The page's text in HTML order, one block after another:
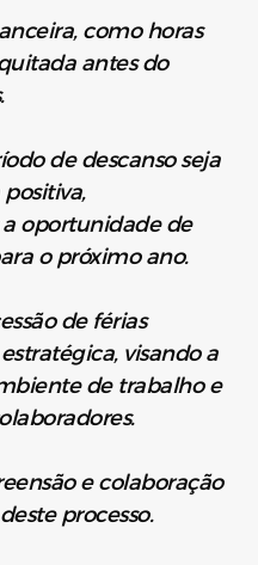
como horas
antes do
de descanso seja
oportunidade de
o próximo ano.
de férias
visando a
de trabalho e
e colaboração
processo.